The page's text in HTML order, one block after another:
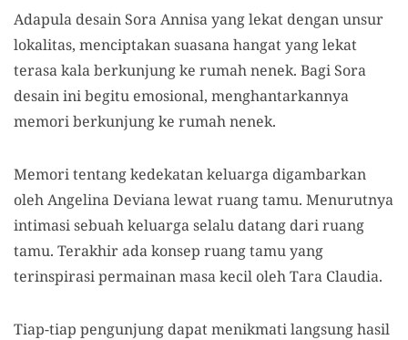
Adapula desain Sora Annisa yang lekat dengan unsur
lokalitas, menciptakan suasana hangat yang lekat
terasa kala berkunjung ke rumah nenek. Bagi Sora
desain ini begitu emosional, menghantarkannya
memori berkunjung ke rumah nenek.
Memori tentang kedekatan keluarga digambarkan
oleh Angelina Deviana lewat ruang tamu. Menurutnya
intimasi sebuah keluarga selalu datang dari ruang
tamu. Terakhir ada konsep ruang tamu yang
terinspirasi permainan masa kecil oleh Tara Claudia.
Tiap-tiap pengunjung dapat menikmati langsung hasil